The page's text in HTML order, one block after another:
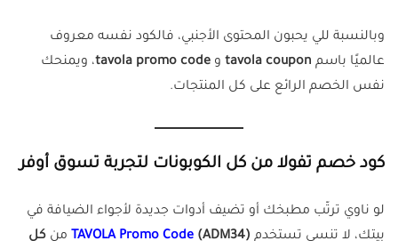
وبالنسبة للي يحبون المحتوى الأجنبي، فالكود نفسه معروف
عالميًا باسم tavola coupon و tavola promo code، ويمنحك
نفس الخصم الرائع على كل المنتجات.
كود خصم تفولا من كل الكوبونات لتجربة تسوق أوفر
لو ناوي ترتّب مطبخك أو تضيف أدوات جديدة لأجواء الضيافة في
بيتك، لا تنسى تستخدم
TAVOLA Promo Code (ADM34) من كل